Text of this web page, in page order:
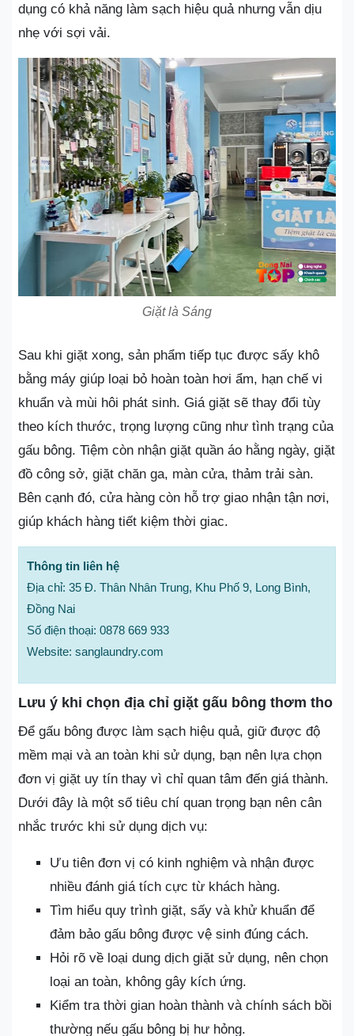
dụng có khả năng làm sạch hiệu quả nhưng vẫn dịu
nhẹ với sợi vải.
Giặt là Sáng
Sau khi giặt xong, sản phẩm tiếp tục được sấy khô
bằng máy giúp loại bỏ hoàn toàn hơi ẩm, hạn chế vi
khuẩn và mùi hôi phát sinh. Giá giặt sẽ thay đổi tùy
theo kích thước, trọng lượng cũng như tình trạng của
gấu bông. Tiệm còn nhận giặt quần áo hằng ngày, giặt
đồ công sở, giặt chăn ga, màn cửa, thảm trải sàn.
Bên cạnh đó, cửa hàng còn hỗ trợ giao nhận tận nơi,
giúp khách hàng tiết kiệm thời giac.
Thông tin liên hệ
Địa chỉ: 35 Đ. Thân Nhân Trung, Khu Phố 9, Long Bình,
Đồng Nai
Số điện thoại: 0878 669 933
Website: sanglaundry.com
Lưu ý khi chọn địa chỉ giặt gấu bông thơm tho
Để gấu bông được làm sạch hiệu quả, giữ được độ
mềm mại và an toàn khi sử dụng, bạn nên lựa chọn
đơn vị giặt uy tín thay vì chỉ quan tâm đến giá thành.
Dưới đây là một số tiêu chí quan trọng bạn nên cân
nhắc trước khi sử dụng dịch vụ:
Ưu tiên đơn vị có kinh nghiệm và nhận được
nhiều đánh giá tích cực từ khách hàng.
Tìm hiểu quy trình giặt, sấy và khử khuẩn để
đảm bảo gấu bông được vệ sinh đúng cách.
Hỏi rõ về loại dung dịch giặt sử dụng, nên chọn
loại an toàn, không gây kích ứng.
Kiểm tra thời gian hoàn thành và chính sách bồi
thường nếu gấu bông bị hư hỏng.